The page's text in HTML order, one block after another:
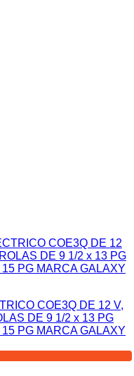
COE3Q DE 12 V,
DE 9 1/2 x 13 PG
PG MARCA GALAXY